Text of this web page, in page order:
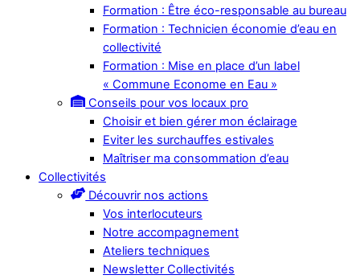
Formation : Être éco-responsable au bureau
Formation : Technicien économie d’eau en
collectivité
Formation : Mise en place d’un label
« Commune Econome en Eau »
Conseils pour vos locaux pro
Choisir et bien gérer mon éclairage
Eviter les surchauffes estivales
Maîtriser ma consommation d’eau
Collectivités
Découvrir nos actions
Vos interlocuteurs
Notre accompagnement
Ateliers techniques
Newsletter Collectivités